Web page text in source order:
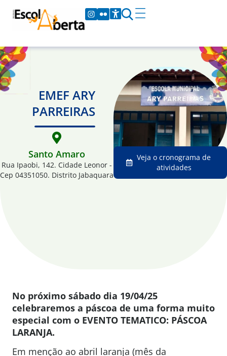
EMEF ARY
PARREIRAS
Santo Amaro
Rua Ipaobi, 142. Cidade Leonor -
Cep 04351050. Distrito Jabaquara
Veja o cronograma de
atividades
No próximo sábado dia 19/04/25
celebraremos a páscoa de uma forma muito
especial com o EVENTO TEMATICO: PÁSCOA
LARANJA.
Em menção ao abril laranja (mês da